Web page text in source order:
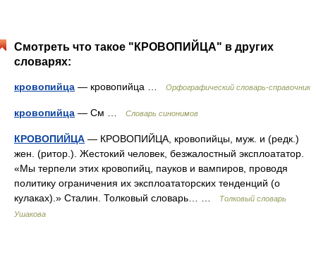
Смотреть что такое "КРОВОПИЙЦА" в других
словарях:
кровопийца — кровопийца … Орфографический словарь-справочник
кровопийца — См … Словарь синонимов
КРОВОПИЙЦА — КРОВОПИЙЦА, кровопийцы, муж. и (редк.)
жен. (ритор.). Жестокий человек, безжалостный эксплоататор.
«Мы терпели этих кровопийц, пауков и вампиров, проводя
политику ограничения их эксплоататорских тенденций (о
кулаках).» Сталин. Толковый словарь… …
Толковый словарь
Ушакова